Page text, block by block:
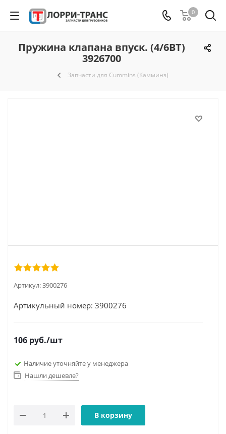
0
Пружина клапана впуск. (4/6ВТ)
3926700
Запчасти для Cummins (Камминз)
Артикул:3900276
Артикульный номер: 3900276
106 руб./шт
Наличие уточняйте у менеджера
Нашли дешевле?
В корзину